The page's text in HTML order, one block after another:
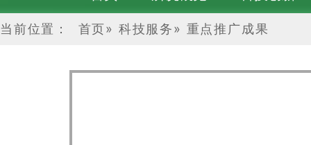
当前位置： 首页» 科技服务» 重点推广成果